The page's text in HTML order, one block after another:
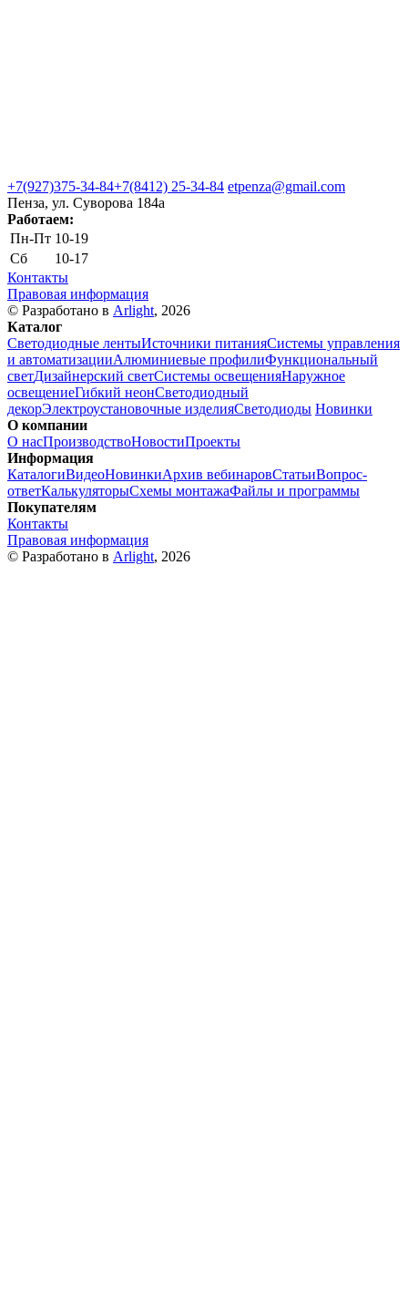
+7(927)375-34-84+7(8412) 25-34-84 etpenza@gmail.com
Пенза, ул. Cуворова 184а
Работаем:
Пн-Пт 10-19
Сб
10-17
Контакты
Правовая информация
© Разработано в Arlight, 2026
Каталог
Светодиодные лентыИсточники питанияСистемы управления
и автоматизацииАлюминиевые профилиФункциональный
светДизайнерский светСистемы освещенияНаружное
освещениеГибкий неонСветодиодный
декорЭлектроустановочные изделияСветодиоды Новинки
О компании
О насПроизводствоНовостиПроекты
Информация
КаталогиВидеоНовинкиАрхив вебинаровСтатьиВопрос-
ответКалькуляторыСхемы монтажаФайлы и программы
Покупателям
Контакты
Правовая информация
© Разработано в Arlight, 2026